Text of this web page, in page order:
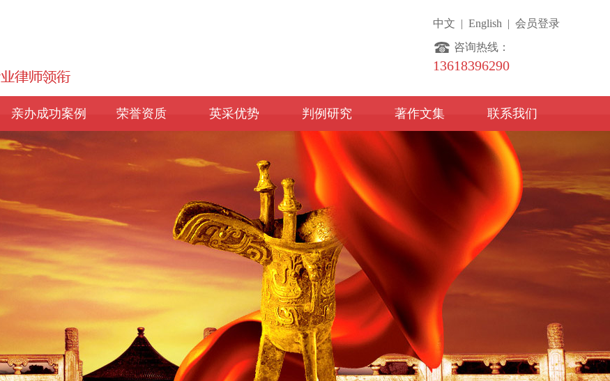
中文 | English | 会员登录
咨询热线：
13618396290
亲办成功案例 荣誉资质 英采优势 判例研究 著作文集 联系我们